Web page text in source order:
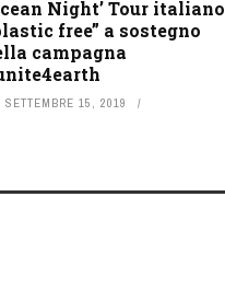
Night’ Tour italiano
free” a sostegno
campagna
SETTEMBRE 15, 2019